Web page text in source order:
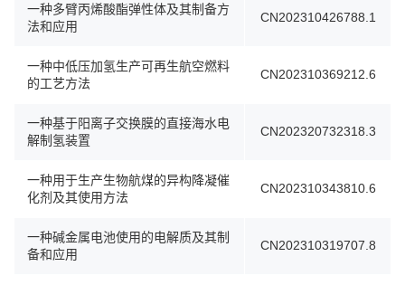
一种多臂丙烯酸酯弹性体及其制备方
法和应用
CN202310426788.1
一种中低压加氢生产可再生航空燃料
的工艺方法
CN202310369212.6
一种基于阳离子交换膜的直接海水电
解制氢装置
CN202320732318.3
一种用于生产生物航煤的异构降凝催
化剂及其使用方法
CN202310343810.6
一种碱金属电池使用的电解质及其制
备和应用
CN202310319707.8